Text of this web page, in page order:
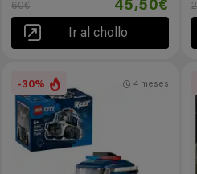
60€
45,50€
Ir al chollo
-30% 4 meses